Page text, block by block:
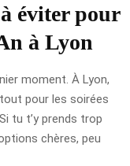
éviter pour
à Lyon
moment. À Lyon,
pour les soirées
tu t’y prends trop
chères, peu